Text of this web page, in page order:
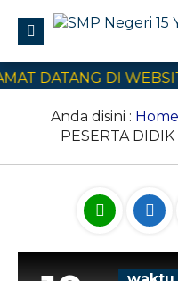
Profile
Civitas Akademika
Kontak Kami
DATANG DI WEBSITE
Anda disini : Home
PESERTA